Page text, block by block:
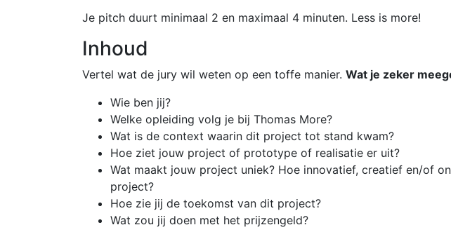
Je pitch duurt minimaal 2 en maximaal 4 minuten. Less is more!
Inhoud
Vertel wat de jury wil weten op een toffe manier. Wat je zeker
Wie ben jij?
Welke opleiding volg je bij Thomas More?
Wat is de context waarin dit project tot stand kwam?
Hoe ziet jouw project of prototype of realisatie er uit?
Wat maakt jouw project uniek? Hoe innovatief, creatief en/of
project?
Hoe zie jij de toekomst van dit project?
Wat zou jij doen met het prijzengeld?